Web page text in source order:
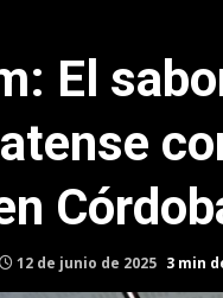
El
12 de junio de 2025 3 min